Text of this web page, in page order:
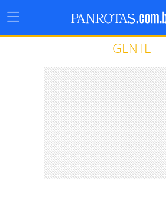
Menu
Principal
GENTE